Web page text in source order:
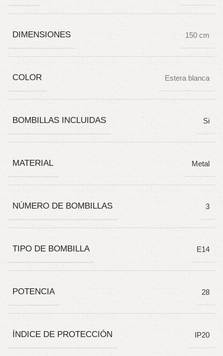
DIMENSIONES 150 cm
COLOR Estera blanca
BOMBILLAS INCLUIDAS Si
MATERIAL Metal
NÚMERO DE BOMBILLAS 3
TIPO DE BOMBILLA E14
POTENCIA 28
ÍNDICE DE PROTECCIÓN IP20